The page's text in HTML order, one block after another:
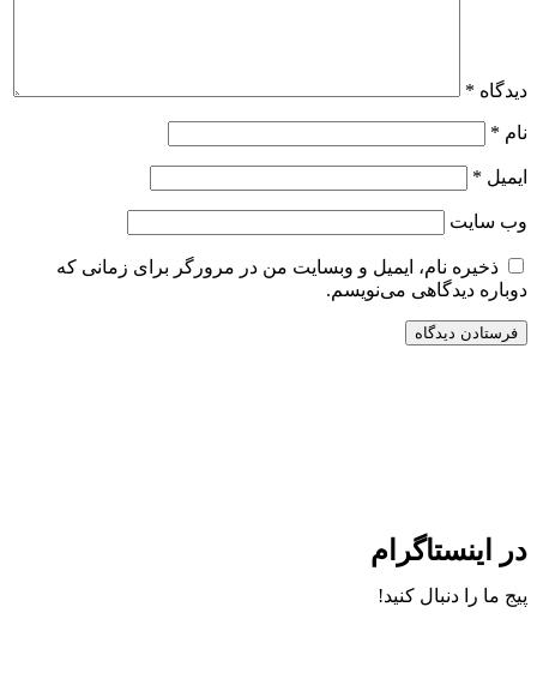
دیدگاه *
نام *
ایمیل *
وب‌ سایت
ذخیره نام، ایمیل و وبسایت من در مرورگر برای زمانی که
دوباره دیدگاهی می‌نویسم.
در اینستاگرام
پیج ما را دنبال کنید!